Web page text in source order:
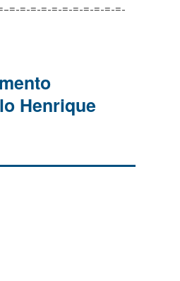
=-=-=-=-=-=-=-=-=-=-
Henrique